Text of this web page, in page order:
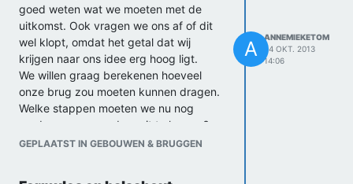
goed weten wat we moeten met de
uitkomst. Ook vragen we ons af of dit
wel klopt, omdat het getal dat wij
krijgen naar ons idee erg hoog ligt.
We willen graag berekenen hoeveel
onze brug zou moeten kunnen dragen.
Welke stappen moeten we nu nog
verder nemen om daar uit te komen?
Bijgevoegd een foto van wat we tot nu
GEPLAATST IN GEBOUWEN & BRUGGEN
A
ANNEMIEKETOM
24 OKT. 2013
14:06